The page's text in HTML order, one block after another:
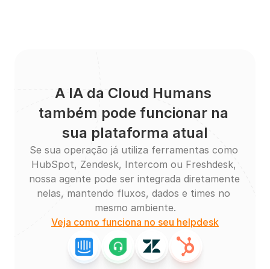
A IA da Cloud Humans
também pode funcionar na
sua plataforma atual
Se sua operação já utiliza ferramentas como
HubSpot, Zendesk, Intercom ou Freshdesk,
nossa agente pode ser integrada diretamente
nelas, mantendo fluxos, dados e times no
mesmo ambiente.
Veja como funciona no seu helpdesk